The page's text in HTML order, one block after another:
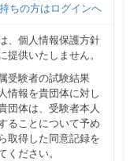
ちの方はログインへ
、個人情報保護方針
供いたしません。
受験者の試験結果
情報を貴団体に対し
団体は、受験者本人
ることについて予め
取得した同意記録を
ださい。